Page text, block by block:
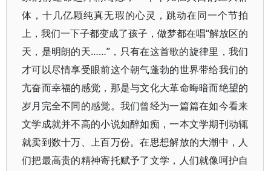
体，十几亿颗纯真无瑕的心灵，跳动在同一个节拍
上，我们一下子都变成了孩子，做梦都在唱“解放区的
天，是明朗的天……”，只有在这首歌的旋律里，我们
才可以尽情享受眼前这个朝气蓬勃的世界带给我们的
亢奋而幸福的感觉，那是与文化大革命晦暗而绝望的
岁月完全不同的感觉。我们曾经为一篇篇在如今看来
文学成就并不高的小说如醉如痴，一本文学期刊动辄
就卖到数十万、上百万份。在思想解放的大潮中，人
们把最高贵的精神寄托赋予了文学，人们就像呵护自